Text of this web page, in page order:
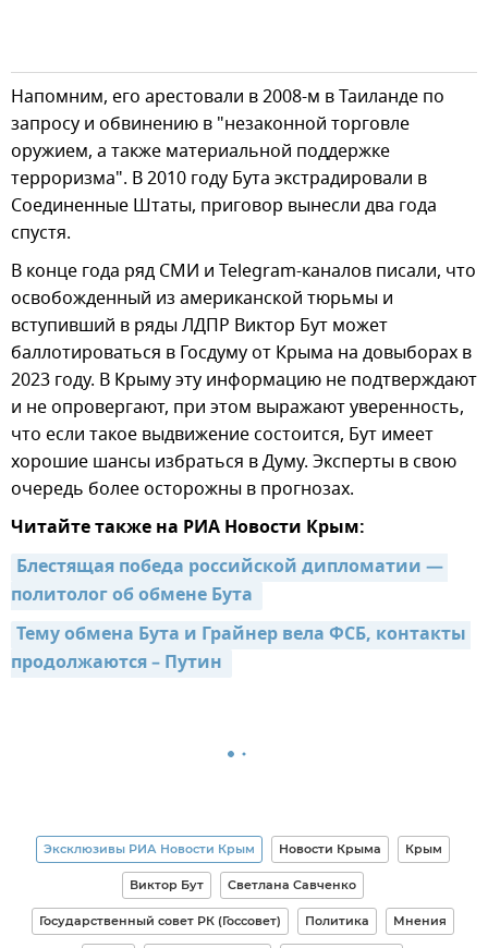
Напомним, его арестовали в 2008-м в Таиланде по
запросу и обвинению в "незаконной торговле
оружием, а также материальной поддержке
терроризма". В 2010 году Бута экстрадировали в
Соединенные Штаты, приговор вынесли два года
спустя.
В конце года ряд СМИ и Telegram-каналов писали, что
освобожденный из американской тюрьмы и
вступивший в ряды ЛДПР Виктор Бут может
баллотироваться в Госдуму от Крыма на довыборах в
2023 году. В Крыму эту информацию не подтверждают
и не опровергают, при этом выражают уверенность,
что если такое выдвижение состоится, Бут имеет
хорошие шансы избраться в Думу. Эксперты в свою
очередь более осторожны в прогнозах.
Читайте также на РИА Новости Крым:
Блестящая победа российской дипломатии —
политолог об обмене Бута
Тему обмена Бута и Грайнер вела ФСБ, контакты
продолжаются – Путин
Эксклюзивы РИА Новости Крым Новости Крыма Крым
Виктор Бут Светлана Савченко
Государственный совет РК (Госсовет) Политика Мнения